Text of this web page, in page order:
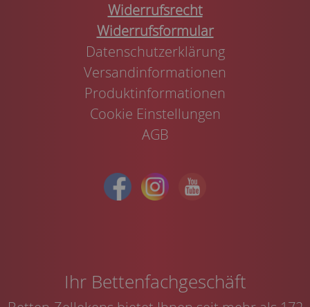
Widerrufsrecht
Widerrufsformular
Datenschutzerklärung
Versandinformationen
Produktinformationen
Cookie Einstellungen
AGB
Ihr Bettenfachgeschäft